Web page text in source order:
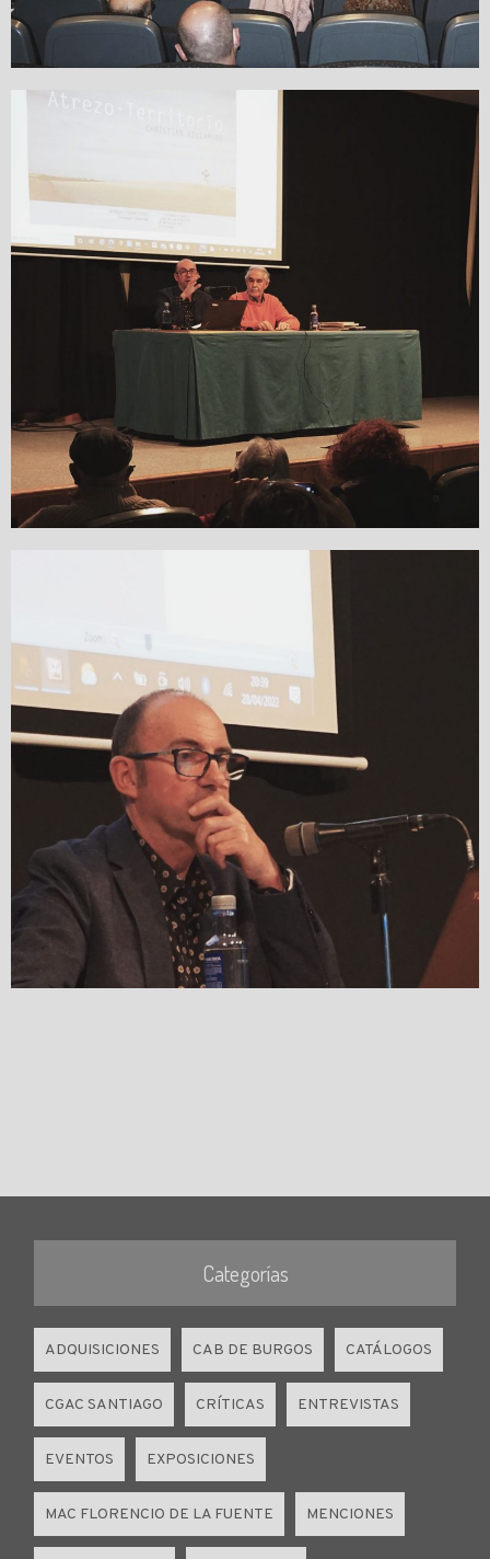
Categorías
ADQUISICIONES CAB DE BURGOS CATÁLOGOS
CGAC SANTIAGO CRÍTICAS ENTREVISTAS
EVENTOS EXPOSICIONES
MAC FLORENCIO DE LA FUENTE MENCIONES